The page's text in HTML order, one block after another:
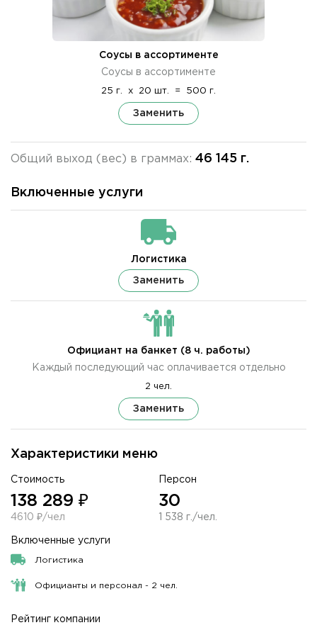
Характеристики меню
Стоимость
138 289 ₽
4610 ₽/чел
Персон
30
1 538 г./чел.
Включенные услуги
Логистика
Официанты и персонал - 2 чел.
Рейтинг компании
Соусы в ассортименте
Соусы в ассортименте
25 г. x 20 шт. = 500 г.
Заменить
Общий выход (вес) в граммах: 46 145 г.
Включенные услуги
Логистика
Заменить
Официант на банкет (8 ч. работы)
Каждый последующий час оплачивается отдельно
2 чел.
Заменить